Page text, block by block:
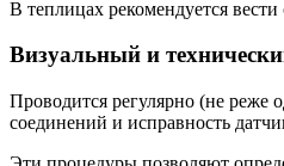
В теплицах рекомендуется
Визуальный и
Проводится регулярно (не реже
соединений и исправность